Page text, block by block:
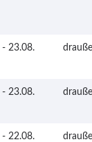
- 23.08.
- 23.08.
- 22.08.